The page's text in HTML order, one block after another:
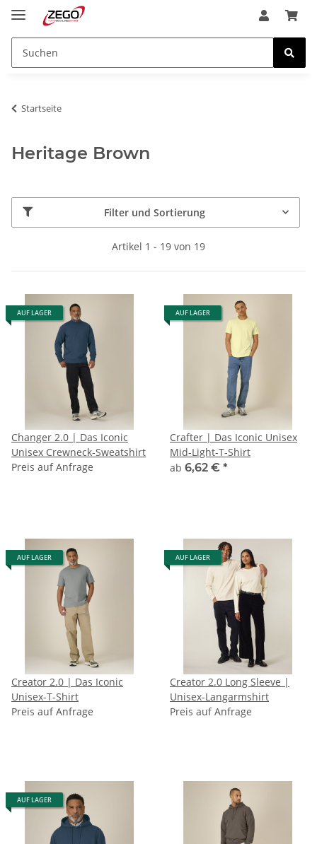
Startseite
Heritage Brown
Filter und Sortierung
Artikel 1 - 19 von 19
AUF LAGER
Changer 2.0 | Das Iconic
Unisex Crewneck-Sweatshirt
Preis auf Anfrage
AUF LAGER
Crafter | Das Iconic Unisex
Mid-Light-T-Shirt
ab 6,62 € *
AUF LAGER
Creator 2.0 | Das Iconic
Unisex-T-Shirt
Preis auf Anfrage
AUF LAGER
Creator 2.0 Long Sleeve |
Unisex-Langarmshirt
Preis auf Anfrage
AUF LAGER